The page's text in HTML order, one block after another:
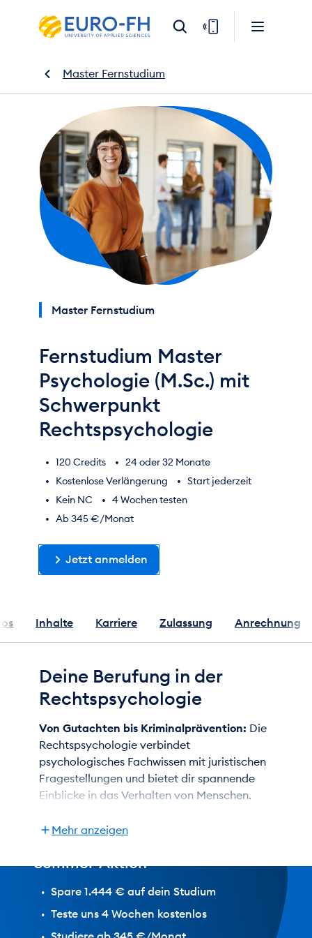
Master Fernstudium
Master Fernstudium
Fernstudium Master
Psychologie (M.Sc.) mit
Schwerpunkt
Rechtspsychologie
120 Credits
24 oder 32 Monate
Kostenlose Verlängerung
Start jederzeit
Kein NC
4 Wochen testen
Ab 345 €/Monat
Jetzt anmelden
Inhalte Karriere Zulassung Anrechnung
Mehr anzeigen
Deine Berufung in der
Rechtspsychologie
Von Gutachten bis Kriminalprävention: Die
Rechtspsychologie verbindet
psychologisches Fachwissen mit juristischen
Fragestellungen und bietet dir spannende
Einblicke in das Verhalten von Menschen.
forensische Aspekte der Psychologie
Bei uns erwirbst du das fachliche Know-how,
Rechtspsycholog/inzu qualifizieren. So bist
Sommer-Aktion
Spare 1.444 € auf dein Studium
Teste uns 4 Wochen kostenlos
1.444 €